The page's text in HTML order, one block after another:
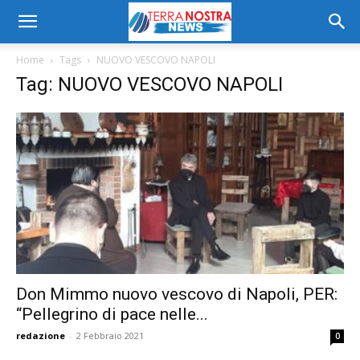
Home Tags NUOVO VESCOVO NAPOLI
Tag: NUOVO VESCOVO NAPOLI
Don Mimmo nuovo vescovo di Napoli, PER:
“Pellegrino di pace nelle...
redazione - 2 Febbraio 2021 0